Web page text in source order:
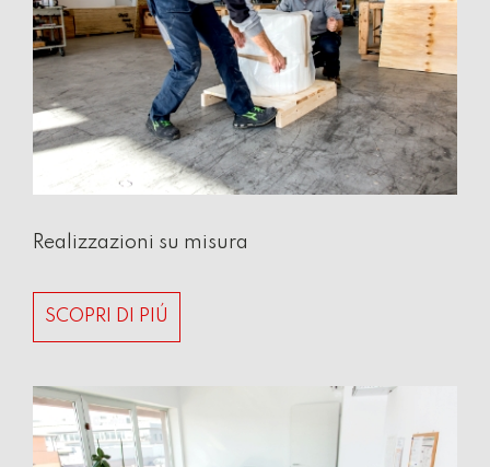
Realizzazioni su misura
SCOPRI DI PIÚ